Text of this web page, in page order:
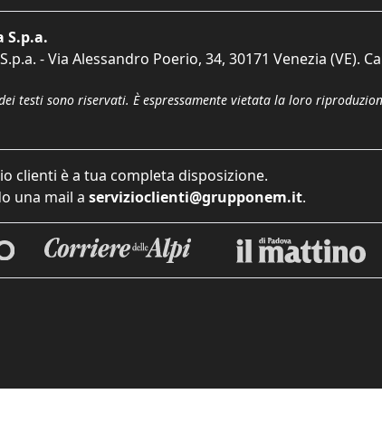
S.p.a.
- Via Alessandro Poerio, 34, 30171 Venezia (VE).
testi sono riservati. È espressamente vietata la loro
clienti è a tua completa disposizione.
una mail a servizioclienti@grupponem.it.